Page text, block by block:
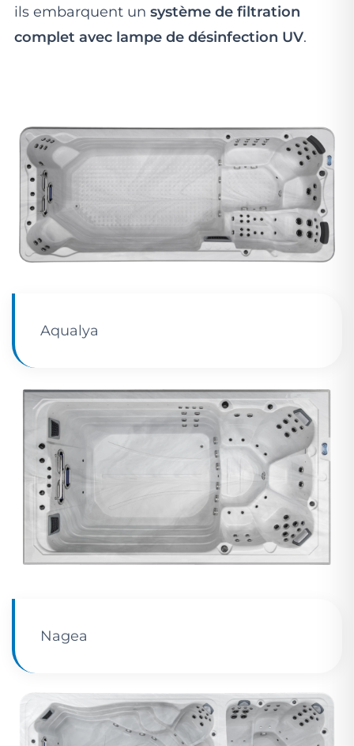
ils embarquent un système de filtration
complet avec lampe de désinfection UV.
Aqualya
Nagea